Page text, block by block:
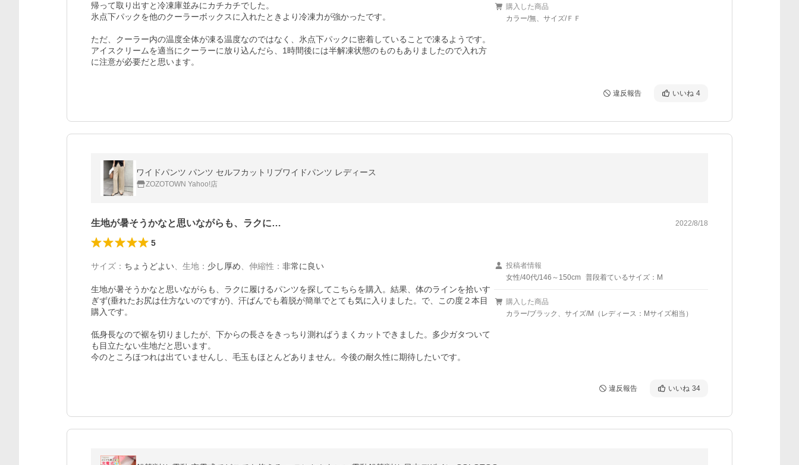
帰って取り出すと冷凍庫並みにカチカチでした。
氷点下パックを他のクーラーボックスに入れたときより冷凍力が強かったです。
ただ、クーラー内の温度全体が凍る温度なのではなく、氷点下パックに密着していることで凍るようです。
アイスクリームを適当にクーラーに放り込んだら、1時間後には半解凍状態のものもありましたので入れ方
に注意が必要だと思います。
購入した商品
カラー/無、サイズ/ＦＦ
違反報告 いいね 4
ワイドパンツ パンツ セルフカットリブワイドパンツ レディース
ZOZOTOWN Yahoo!店
生地が暑そうかなと思いながらも、ラクに… 2022/8/18
5
サイズ ： ちょうどよい 生地 ： 少し厚め 伸縮性 ： 非常に良い
生地が暑そうかなと思いながらも、ラクに履けるパンツを探してこちらを購入。結果、体のラインを拾いす
ぎず(垂れたお尻は仕方ないのですが)、汗ばんでも着脱が簡単でとても気に入りました。で、この度２本目
購入です。
低身長なので裾を切りましたが、下からの長さをきっちり測ればうまくカットできました。多少ガタついて
も目立たない生地だと思います。
今のところほつれは出ていませんし、毛玉もほとんどありません。今後の耐久性に期待したいです。
投稿者情報
女性/40代/146～150cm 普段着ているサイズ：M
購入した商品
カラー/ブラック、サイズ/M（レディース：Mサイズ相当）
違反報告 いいね 34